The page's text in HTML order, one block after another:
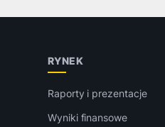
RYNEK
Raporty i prezentacje
Wyniki finansowe